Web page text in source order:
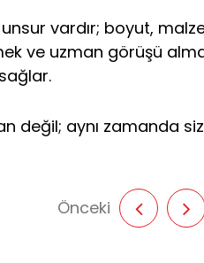
vardır; boyut,
ve uzman görüşü
aynı zamanda
Önceki